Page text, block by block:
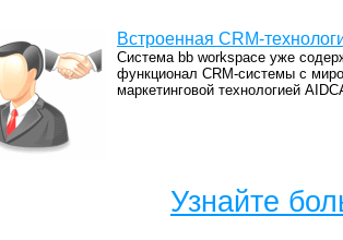
Встроенная CRM-
Система bb workspace уже
функционал CRM-системы с
маркетинговой технологией
Узнайте